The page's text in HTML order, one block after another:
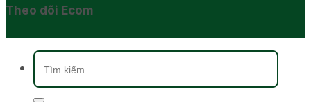
Theo dõi Ecom
Tìm
kiếm: